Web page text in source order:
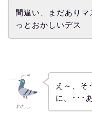
間違い、まだありマ
っとおかしいデス
わたし
え～、そ
に。･･･